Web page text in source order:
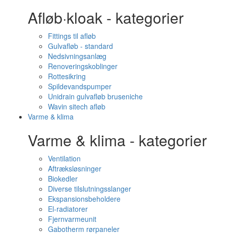
Afløb·kloak - kategorier
Fittings til afløb
Gulvafløb - standard
Nedsivningsanlæg
Renoveringskoblinger
Rottesikring
Spildevandspumper
Unidrain gulvafløb bruseniche
Wavin sitech afløb
Varme & klima
Varme & klima - kategorier
Ventilation
Aftræksløsninger
Biokedler
Diverse tilslutningsslanger
Ekspansionsbeholdere
El-radiatorer
Fjernvarmeunit
Gabotherm rørpaneler